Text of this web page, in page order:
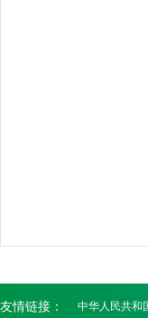
友情链接： 中华人民共和